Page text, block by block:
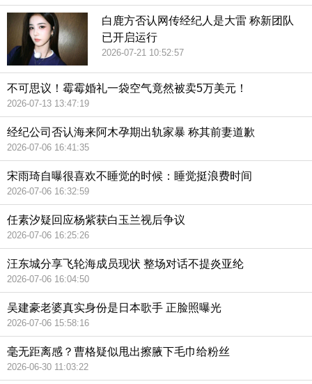
白鹿方否认网传经纪人是大雷 称新团队
已开启运行
2026-07-21 10:52:57
不可思议！霉霉婚礼一袋空气竟然被卖5万美元！
2026-07-13 13:47:19
经纪公司否认海来阿木孕期出轨家暴 称其前妻道歉
2026-07-06 16:41:35
宋雨琦自曝很喜欢不睡觉的时候：睡觉挺浪费时间
2026-07-06 16:32:59
任素汐疑回应杨紫获白玉兰视后争议
2026-07-06 16:25:26
汪东城分享飞轮海成员现状 整场对话不提炎亚纶
2026-07-06 16:04:50
吴建豪老婆真实身份是日本歌手 正脸照曝光
2026-07-06 15:58:16
毫无距离感？曹格疑似甩出擦腋下毛巾给粉丝
2026-06-30 11:03:22